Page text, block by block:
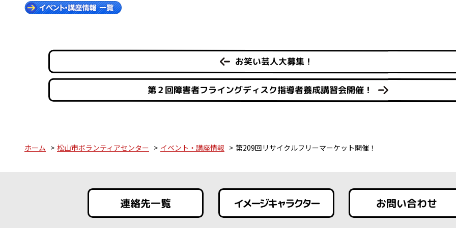
お笑い芸人大募集！
第２回障害者フライングディスク指導者養成講習会開催！
ホーム 松山市ボランティアセンター イベント・講座情報 第209回リサイクルフリーマーケット開催！
連絡先一覧 イメージキャラクター お問い合わせ